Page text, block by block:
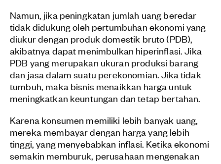
Namun, jika peningkatan jumlah uang beredar
tidak didukung oleh pertumbuhan ekonomi yang
diukur dengan produk domestik bruto (PDB),
akibatnya dapat menimbulkan hiperinflasi. Jika
PDB yang merupakan ukuran produksi barang
dan jasa dalam suatu perekonomian. Jika tidak
tumbuh, maka bisnis menaikkan harga untuk
meningkatkan keuntungan dan tetap bertahan.
Karena konsumen memiliki lebih banyak uang,
mereka membayar dengan harga yang lebih
tinggi, yang menyebabkan inflasi. Ketika ekonomi
semakin memburuk, perusahaan mengenakan